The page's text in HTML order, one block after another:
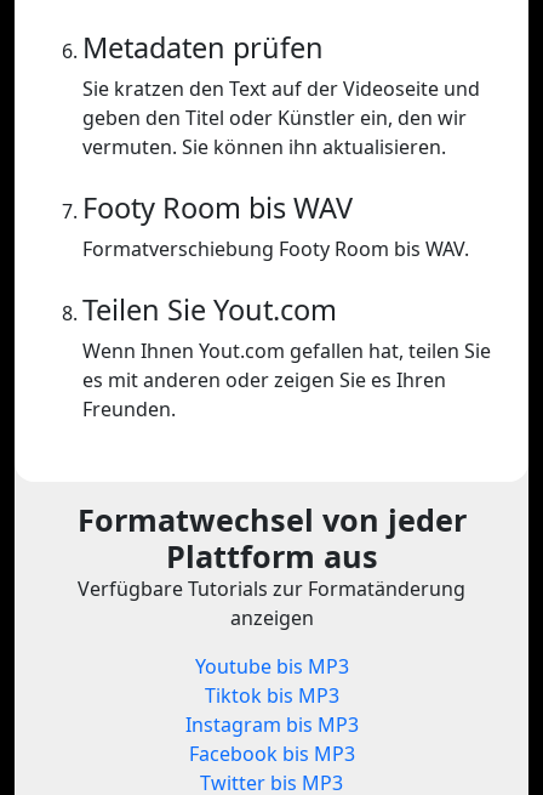
Metadaten prüfen
Sie kratzen den Text auf der Videoseite und
geben den Titel oder Künstler ein, den wir
vermuten. Sie können ihn aktualisieren.
Footy Room bis WAV
Formatverschiebung Footy Room bis WAV.
Teilen Sie Yout.com
Wenn Ihnen Yout.com gefallen hat, teilen Sie
es mit anderen oder zeigen Sie es Ihren
Freunden.
Formatwechsel von jeder
Plattform aus
Verfügbare Tutorials zur Formatänderung
anzeigen
Youtube bis MP3
Tiktok bis MP3
Instagram bis MP3
Facebook bis MP3
Twitter bis MP3